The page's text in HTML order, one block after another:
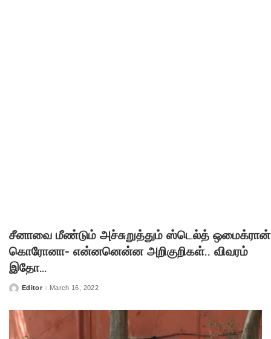
சீனாவை மீண்டும் அச்சுறுத்தும் ஸ்டெல்த் ஒமைக்ரான்
கொரோனா- என்னனென்ன அறிகுறிகள்.. விவரம்
இதோ…
PostedEditor March 16, 2022